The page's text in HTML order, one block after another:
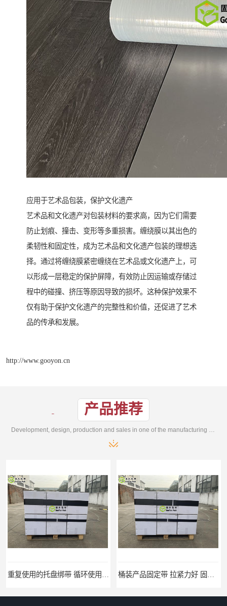
应用于艺术品包装，保护文化遗产
艺术品和文化遗产对包装材料的要求高，因为它们需要
防止划痕、撞击、变形等多重损害。缠绕膜以其出色的
柔韧性和固定性，成为艺术品和文化遗产包装的理想选
择。通过将缠绕膜紧密缠绕在艺术品或文化遗产上，可
以形成一层稳定的保护屏障，有效防止因运输或存储过
程中的碰撞、挤压等原因导致的损坏。这种保护效果不
仅有助于保护文化遗产的完整性和价值，还促进了艺术
品的传承和发展。
http://www.gooyon.cn
产品推荐
桶装产品固定带 拉紧力好 固永包材